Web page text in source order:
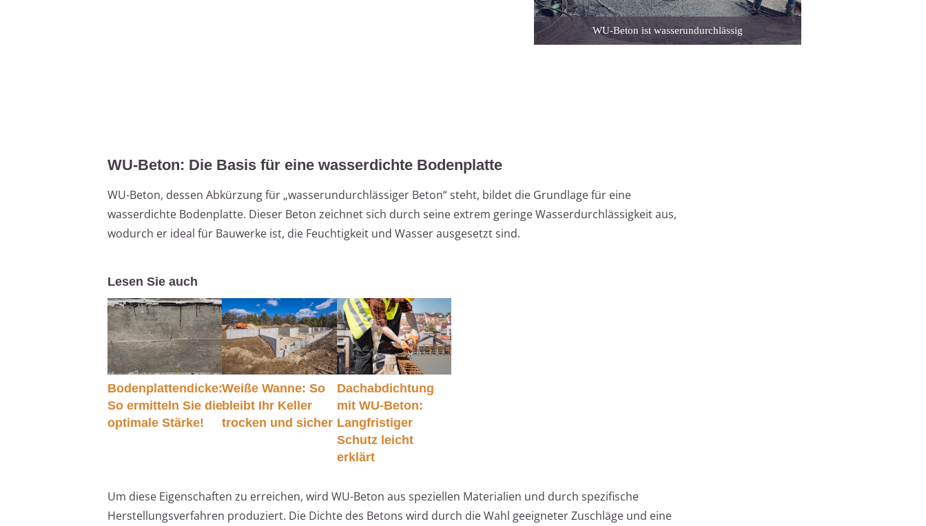
WU-Beton ist wasserundurchlässig
WU-Beton: Die Basis für eine wasserdichte Bodenplatte
WU-Beton, dessen Abkürzung für „wasserundurchlässiger Beton“ steht, bildet die Grundlage für eine
wasserdichte Bodenplatte. Dieser Beton zeichnet sich durch seine extrem geringe Wasserdurchlässigkeit aus,
wodurch er ideal für Bauwerke ist, die Feuchtigkeit und Wasser ausgesetzt sind.
Lesen Sie auch
Bodenplattendicke:
So ermitteln Sie die
optimale Stärke!
Weiße Wanne: So
bleibt Ihr Keller
trocken und sicher
Dachabdichtung
mit WU-Beton:
Langfristiger
Schutz leicht
erklärt
Um diese Eigenschaften zu erreichen, wird WU-Beton aus speziellen Materialien und durch spezifische
Herstellungsverfahren produziert. Die Dichte des Betons wird durch die Wahl geeigneter Zuschläge und eine